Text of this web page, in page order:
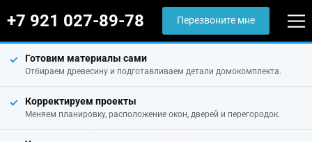
+7 921 027-89-78 Перезвоните мне
Готовим материалы сами
Отбираем древесину и подготавливаем детали домокомплекта.
Корректируем проекты
Меняем планировку, расположение окон, дверей и перегородок.